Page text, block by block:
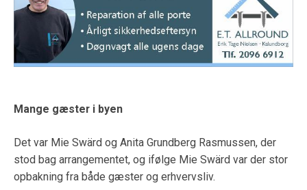
Mange gæster i byen
Det var Mie Swärd og Anita Grundberg Rasmussen, der
stod bag arrangementet, og ifølge Mie Swärd var der stor
opbakning fra både gæster og erhvervsliv.